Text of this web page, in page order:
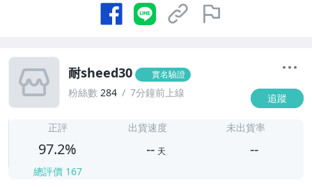
耐sheed30 實名驗證
粉絲數 284 7分鐘前上線 追蹤
正評
97.2%
總評價 167
出貨速度
-- 天
未出貨率
--